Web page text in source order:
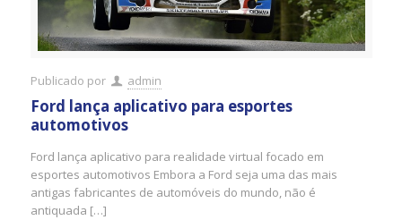
Publicado por admin
Ford lança aplicativo para esportes
automotivos
Ford lança aplicativo para realidade virtual focado em
esportes automotivos Embora a Ford seja uma das mais
antigas fabricantes de automóveis do mundo, não é
antiquada […]